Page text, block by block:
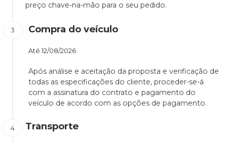
preço chave-na-mão para o seu pedido.
Compra do veículo
Até 12/08/2026
Após análise e aceitação da proposta e verificação de
todas as especificações do cliente, proceder-se-á
com a assinatura do contrato e pagamento do
veículo de acordo com as opções de pagamento.
Transporte